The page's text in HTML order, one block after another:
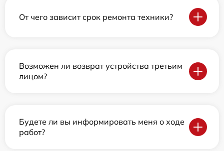
От чего зависит срок ремонта техники?
Возможен ли возврат устройства третьим
лицом?
Будете ли вы информировать меня о ходе
работ?